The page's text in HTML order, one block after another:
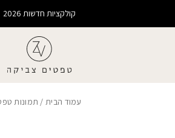
קולקציות חדשות 2026
עמוד הבית/ תמונות